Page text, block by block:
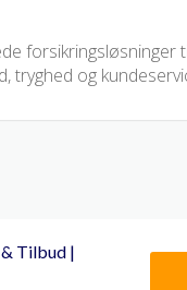
forsikringsløsninger
tryghed og
Tilbud |